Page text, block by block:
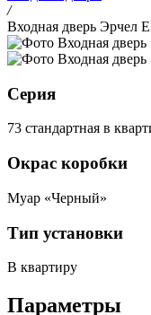
/
Входная дверь Эрчел
Серия
73 стандартная в
Окрас коробки
Муар «Черный»
Тип установки
В квартиру
Параметры